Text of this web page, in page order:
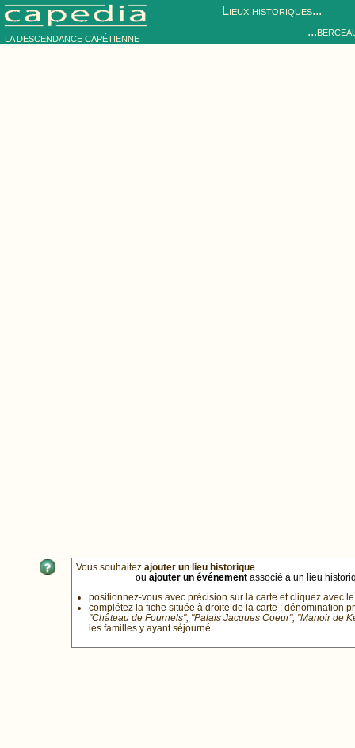
LA DESCENDANCE CAPÉTIENNE
Lieux historiques...
Vous souhaitez ajouter un lieu historique
ou ajouter un événement associé à un lieu
positionnez-vous avec précision sur la carte et cliquez avec
complétez la fiche située à droite de la carte : dénomination
"Château de Fournels", "Palais Jacques Coeur", "Manoir de
les familles y ayant séjourné